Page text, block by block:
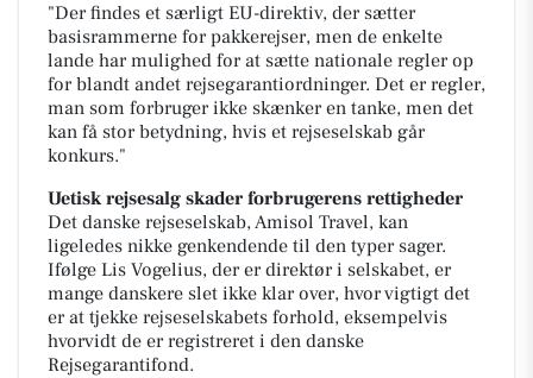
"Der findes et særligt EU-direktiv, der sætter
basisrammerne for pakkerejser, men de enkelte
lande har mulighed for at sætte nationale regler op
for blandt andet rejsegarantiordninger. Det er regler,
man som forbruger ikke skænker en tanke, men det
kan få stor betydning, hvis et rejseselskab går
konkurs."
Uetisk rejsesalg skader forbrugerens rettigheder
Det danske rejseselskab, Amisol Travel, kan
ligeledes nikke genkendende til den typer sager.
Ifølge Lis Vogelius, der er direktør i selskabet, er
mange danskere slet ikke klar over, hvor vigtigt det
er at tjekke rejseselskabets forhold, eksempelvis
hvorvidt de er registreret i den danske
Rejsegarantifond.